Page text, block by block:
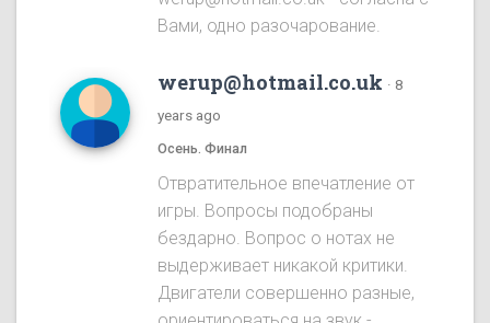
Вами, одно разочарование.
werup@hotmail.co.uk · 8
years ago
Осень. Финал
Отвратительное впечатление от
игры. Вопросы подобраны
бездарно. Вопрос о нотах не
выдерживает никакой критики.
Двигатели совершенно разные,